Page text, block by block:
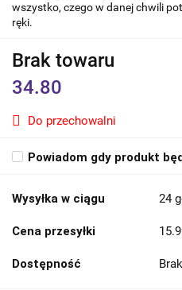
wszystko, czego w danej chwili
ręki.
Brak towaru
34.80
Do przechowalni
Powiadom gdy produkt
Wysyłka w ciągu 24
Cena przesyłki
Dostępność